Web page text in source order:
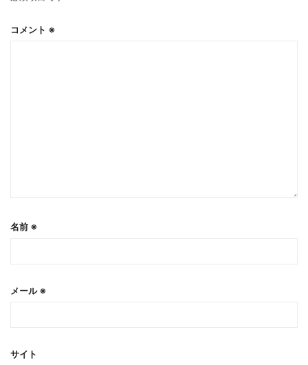
コメント ※
名前 ※
メール※
サイト